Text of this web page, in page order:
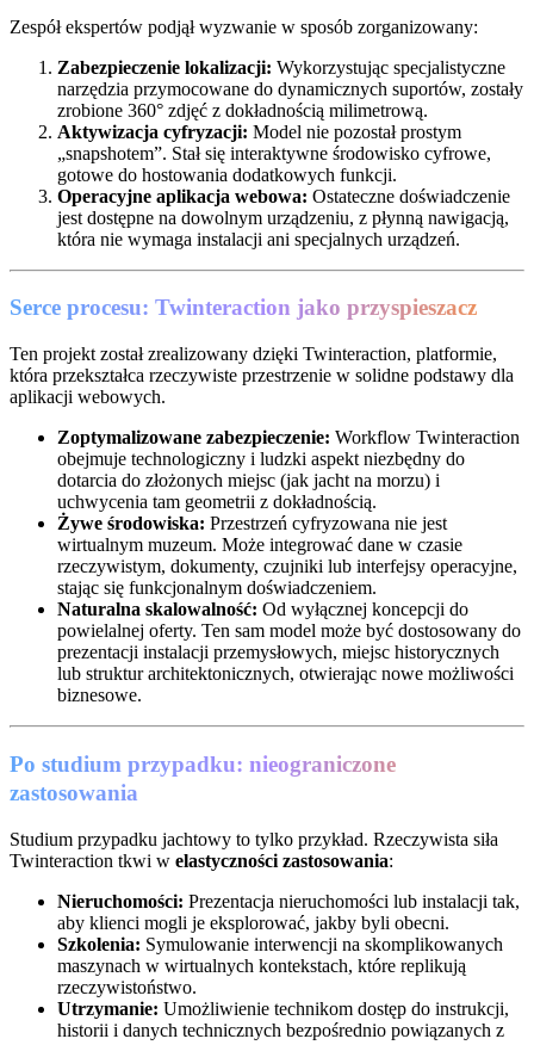
Zespół ekspertów podjął wyzwanie w sposób zorganizowany:
Zabezpieczenie lokalizacji: Wykorzystując specjalistyczne
narzędzia przymocowane do dynamicznych suportów, zostały
zrobione 360° zdjęć z dokładnością milimetrową.
Aktywizacja cyfryzacji: Model nie pozostał prostym
„snapshotem”. Stał się interaktywne środowisko cyfrowe,
gotowe do hostowania dodatkowych funkcji.
Operacyjne aplikacja webowa: Ostateczne doświadczenie
jest dostępne na dowolnym urządzeniu, z płynną nawigacją,
która nie wymaga instalacji ani specjalnych urządzeń.
Serce procesu: Twinteraction jako przyspieszacz
Ten projekt został zrealizowany dzięki Twinteraction, platformie,
która przekształca rzeczywiste przestrzenie w solidne podstawy dla
aplikacji webowych.
Zoptymalizowane zabezpieczenie: Workflow Twinteraction
obejmuje technologiczny i ludzki aspekt niezbędny do
dotarcia do złożonych miejsc (jak jacht na morzu) i
uchwycenia tam geometrii z dokładnością.
Żywe środowiska: Przestrzeń cyfryzowana nie jest
wirtualnym muzeum. Może integrować dane w czasie
rzeczywistym, dokumenty, czujniki lub interfejsy operacyjne,
stając się funkcjonalnym doświadczeniem.
Naturalna skalowalność: Od wyłącznej koncepcji do
powielalnej oferty. Ten sam model może być dostosowany do
prezentacji instalacji przemysłowych, miejsc historycznych
lub struktur architektonicznych, otwierając nowe możliwości
biznesowe.
Po studium przypadku: nieograniczone
zastosowania
Studium przypadku jachtowy to tylko przykład. Rzeczywista siła
Twinteraction tkwi w elastyczności zastosowania:
Nieruchomości: Prezentacja nieruchomości lub instalacji tak,
aby klienci mogli je eksplorować, jakby byli obecni.
Szkolenia: Symulowanie interwencji na skomplikowanych
maszynach w wirtualnych kontekstach, które replikują
rzeczywistoństwo.
Utrzymanie: Umożliwienie technikom dostęp do instrukcji,
historii i danych technicznych bezpośrednio powiązanych z